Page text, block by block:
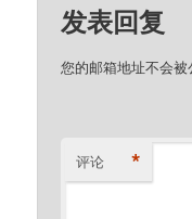
发表回复
您的邮箱地址不会被
评论 *